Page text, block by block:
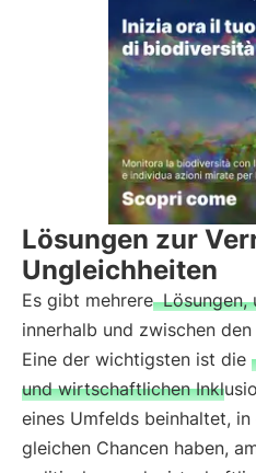
Lösungen zur
Ungleichheiten
Es gibt mehrere Lösungen,
innerhalb und zwischen
Eine der wichtigsten ist die
und wirtschaftlichen
eines Umfelds beinhaltet,
gleichen Chancen haben,